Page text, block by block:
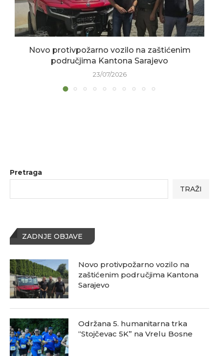
Novo protivpožarno vozilo na zaštićenim
područjima Kantona Sarajevo
23/07/2026
Pretraga
TRAŽI
ZADNJE OBJAVE
Novo protivpožarno vozilo na
zaštićenim područjima Kantona
Sarajevo
Održana 5. humanitarna trka
“Stojčevac 5K” na Vrelu Bosne